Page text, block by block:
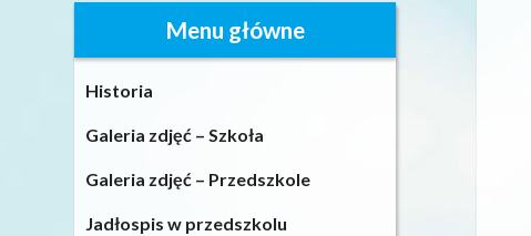
Menu główne
Historia
Galeria zdjęć – Szkoła
Galeria zdjęć – Przedszkole
Jadłospis w przedszkolu